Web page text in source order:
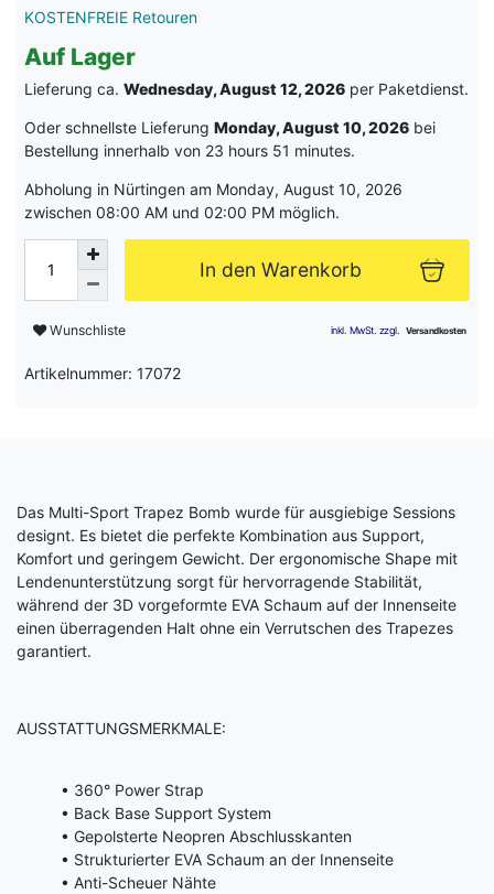
KOSTENFREIE Retouren
Auf Lager
Lieferung ca. Wednesday, August 12, 2026 per Paketdienst.
Oder schnellste Lieferung Monday, August 10, 2026 bei
Bestellung innerhalb von 23 hours 51 minutes.
Abholung in Nürtingen am Monday, August 10, 2026
zwischen 08:00 AM und 02:00 PM möglich.
In den Warenkorb
Wunschliste
Artikelnummer: 17072
Das Multi-Sport Trapez Bomb wurde für ausgiebige Sessions
designt. Es bietet die perfekte Kombination aus Support,
Komfort und geringem Gewicht. Der ergonomische Shape mit
Lendenunterstützung sorgt für hervorragende Stabilität,
während der 3D vorgeformte EVA Schaum auf der Innenseite
einen überragenden Halt ohne ein Verrutschen des Trapezes
garantiert.
AUSSTATTUNGSMERKMALE:
• 360° Power Strap
• Back Base Support System
• Gepolsterte Neopren Abschlusskanten
• Strukturierter EVA Schaum an der Innenseite
• Anti-Scheuer Nähte